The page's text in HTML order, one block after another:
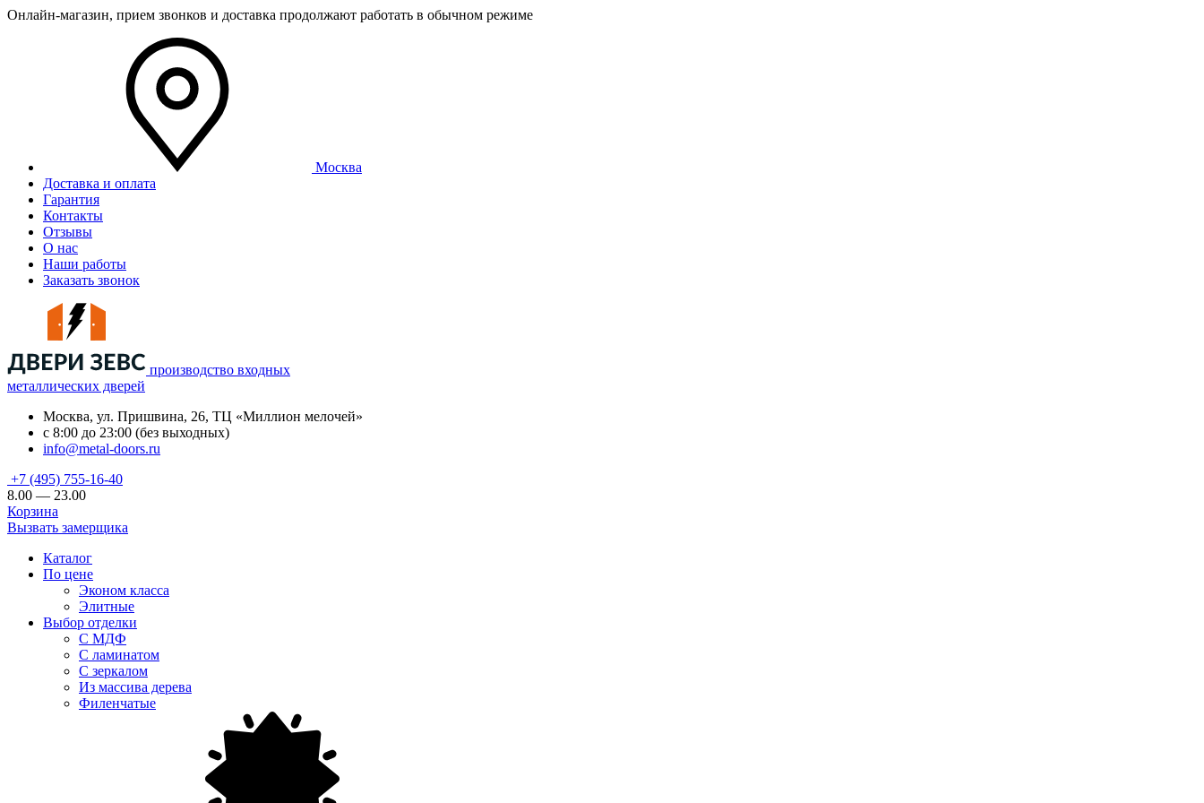
Онлайн-магазин, прием звонков и доставка продолжают работать в обычном режиме
Москва
Доставка и оплата
Гарантия
Контакты
Отзывы
О нас
Наши работы
Заказать звонок
производство входных
металлических дверей
Москва, ул. Пришвина, 26, ТЦ «Миллион мелочей»
с 8:00 до 23:00 (без выходных)
info@metal-doors.ru
+7 (495) 755-16-40
8.00 — 23.00
Корзина
Вызвать замерщика
Каталог
По цене
Эконом класса
Элитные
Выбор отделки
С МДФ
С ламинатом
С зеркалом
Из массива дерева
Филенчатые